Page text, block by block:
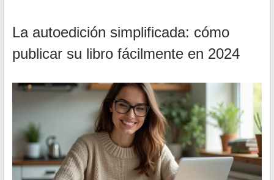
La autoedición simplificada: cómo
publicar su libro fácilmente en 2024